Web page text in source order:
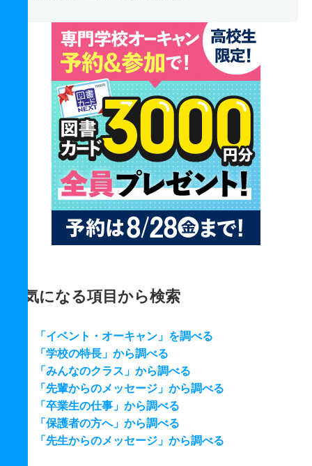
気になる項目から検索
「イベント・オーキャン」を調べる
「学校の特長」から調べる
「みんなのクラス」から調べる
「先輩からのメッセージ」から調べる
「卒業生の仕事」から調べる
「保護者の方へ」から調べる
「先生からのメッセージ」から調べる